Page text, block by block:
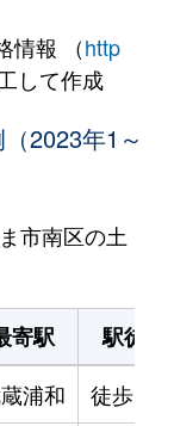
情報 （http
して作成
2023年1～
市南区の土
寄駅
駅徒歩
浦和
徒歩17